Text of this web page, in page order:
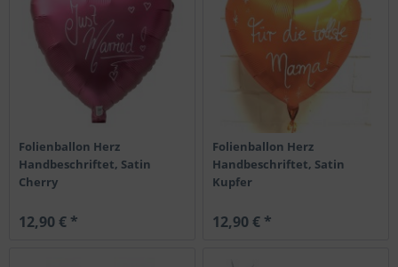
Folienballon Herz
Handbeschriftet, Satin
Cherry
12,90 € *
Folienballon Herz
Handbeschriftet, Satin
Kupfer
12,90 € *